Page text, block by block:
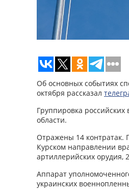
Об основных событиях
октября рассказал
Группировка российских
области.
Отражены 14 контратак.
Курском направлении
артиллерийских орудия,
Аппарат
украинских